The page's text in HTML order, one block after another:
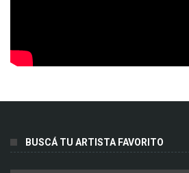
BUSCÁ TU ARTISTA FAVORITO